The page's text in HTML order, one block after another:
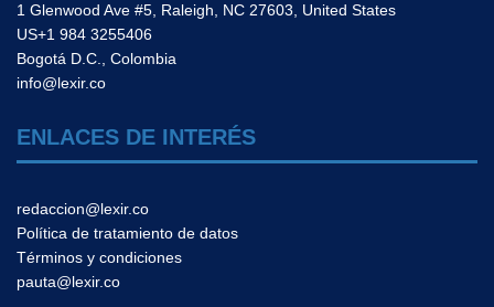
1 Glenwood Ave #5, Raleigh, NC 27603, United States
US+1 984 3255406
Bogotá D.C., Colombia
info@lexir.co
ENLACES DE INTERÉS
redaccion@lexir.co
Política de tratamiento de datos
Términos y condiciones
pauta@lexir.co